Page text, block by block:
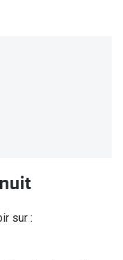
sur :